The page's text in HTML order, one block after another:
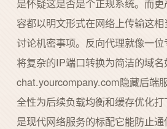
是怀疑这是否是个正规系统。而
容都以明文形式在网络上传输这
讨论机密事项。反向代理就像一
将复杂的IP端口转换为简洁的域名
chat.yourcompany.com隐藏后端
全性为后续负载均衡和缓存优化
是现代网络服务的标配它能防止